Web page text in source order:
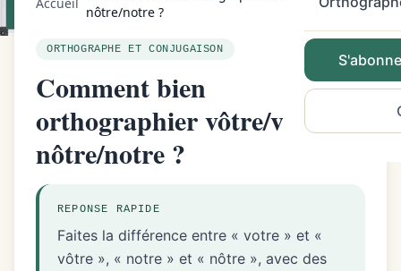
nôtre/notre ?
ORTHOGRAPHE ET CONJUGAISON
Comment bien
orthographier vôtre/votre et
nôtre/notre ?
REPONSE RAPIDE
Faites la différence entre « votre » et «
vôtre », « notre » et « nôtre », avec des